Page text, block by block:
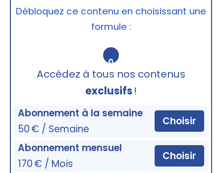
Débloquez ce contenu en choisissant une
formule :
🔒
Accédez à tous nos contenus
exclusifs!
Abonnement à la semaine
50 € / Semaine
Choisir
Abonnement mensuel
170 € / Mois
Choisir